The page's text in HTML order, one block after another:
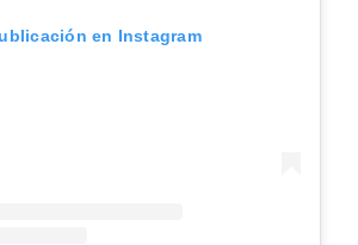
en Instagram